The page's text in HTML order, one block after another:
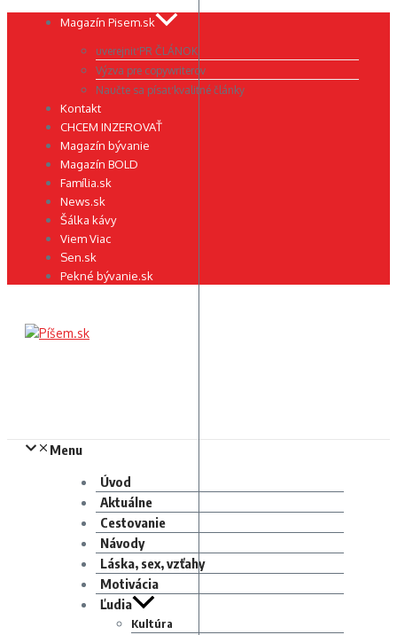
Preskočiť Magazín Pisem.sk
uverejniť PR ČLÁNOK
Výzva pre copywriterov
Naučte sa písať kvalitné články
Kontakt
CHCEM INZEROVAŤ
Magazín bývanie
Magazín BOLD
Família.sk
News.sk
Šálka kávy
Viem Viac
Sen.sk
Pekné bývanie.sk
Menu
Úvod
Aktuálne
Cestovanie
Návody
Láska, sex, vzťahy
Motivácia
Ľudia
Kultúra